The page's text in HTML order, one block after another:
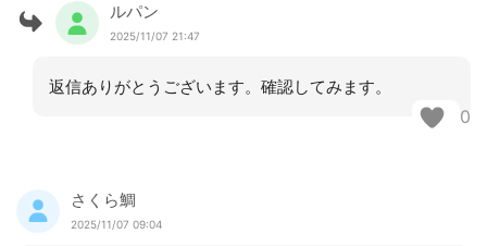
ルパン
2025/11/07 21:47
返信ありがとうございます。確認してみます。
0
さくら鯛
2025/11/07 09:04